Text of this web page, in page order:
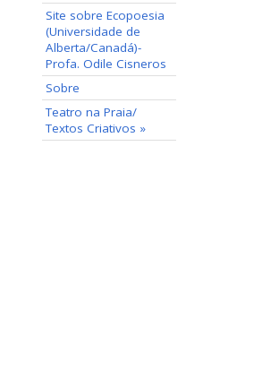
Site sobre Ecopoesia
(Universidade de
Alberta/Canadá)-
Profa. Odile Cisneros
Sobre
Teatro na Praia/
Textos Criativos »